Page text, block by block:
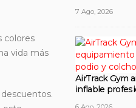
colores
vida más
7 Ago, 2026
AirTrack Gym
inflable